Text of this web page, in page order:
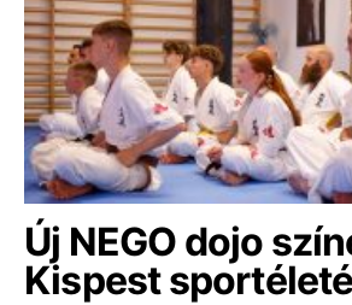
Új NEGO dojo
Kispest